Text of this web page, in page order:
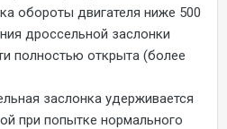
обороты двигателя ниже 500
дроссельной заслонки
полностью открыта (более
заслонка удерживается
при попытке нормального